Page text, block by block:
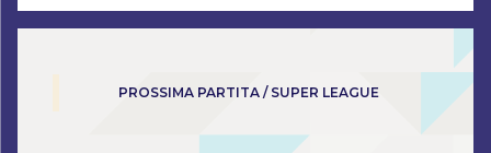
PROSSIMA PARTITA / SUPER LEAGUE